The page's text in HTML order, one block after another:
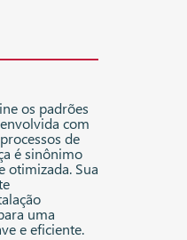
os padrões
com
de
é sinônimo
otimizada. Sua
uma
e eficiente.